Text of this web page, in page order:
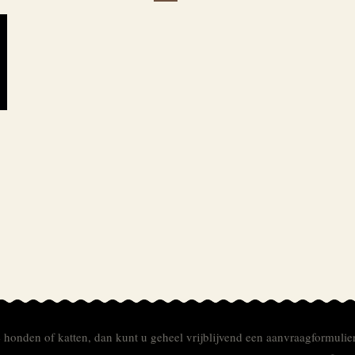
honden of katten, dan kunt u geheel vrijblijvend een